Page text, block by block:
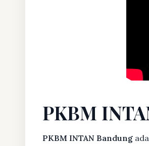
PKBM
PKBM INTAN Bandung